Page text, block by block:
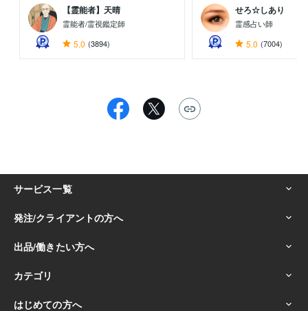
【霊能者】天晴
霊能者/霊視鑑定師
5.0 (3894)
せろ☆しあり
霊感占い師
5.0 (7004)